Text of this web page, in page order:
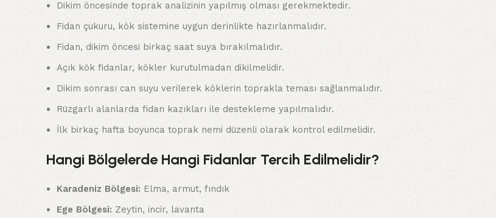
Dikim öncesinde toprak analizinin yapılmış olması gerekmektedir.
Fidan çukuru, kök sistemine uygun derinlikte hazırlanmalıdır.
Fidan, dikim öncesi birkaç saat suya bırakılmalıdır.
Açık kök fidanlar, kökler kurutulmadan dikilmelidir.
Dikim sonrası can suyu verilerek köklerin toprakla teması sağlanmalıdır.
Rüzgarlı alanlarda fidan kazıkları ile destekleme yapılmalıdır.
İlk birkaç hafta boyunca toprak nemi düzenli olarak kontrol edilmelidir.
Hangi Bölgelerde Hangi Fidanlar Tercih Edilmelidir?
Karadeniz Bölgesi: Elma, armut, fındık
Ege Bölgesi: Zeytin, incir, lavanta